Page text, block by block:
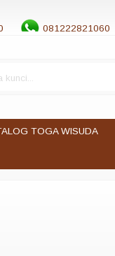
081222821060
TOGA WISUDA